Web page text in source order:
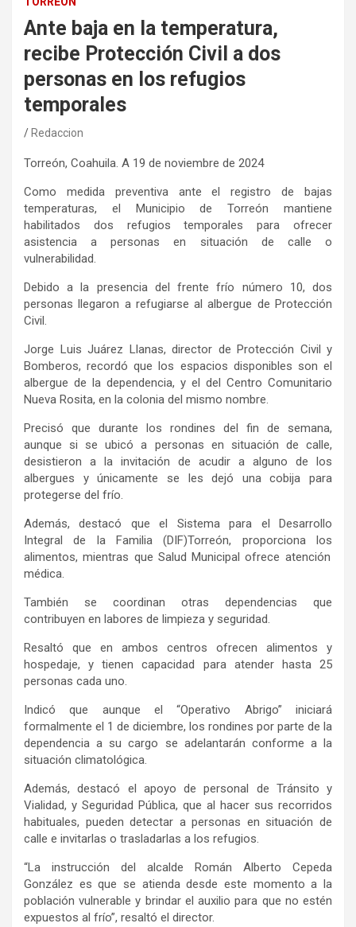
Ante baja en la temperatura,
recibe Protección Civil a dos
personas en los refugios
temporales
Redaccion
Torreón, Coahuila. A 19 de noviembre de 2024
Como medida preventiva anteel registro de bajas
temperaturas, el Municipio de Torreón mantiene
habilitados dos refugiostemporales para ofrecer
asistencia a personas en situación de calle o
vulnerabilidad.
Debido a la presencia del frente frío número 10, dos
personas llegaron a refugiarse al albergue de Protección
Civil.
Jorge Luis Juárez Llanas, director de Protección Civil y
Bomberos, recordó que los espacios disponibles son el
albergue de
la dependencia, y el del Centro Comunitario
Nueva Rosita, en la colonia del mismo nombre.
Precisó que durante los rondines del fin de semana,
aunque si se ubicó a personas en situación de calle,
desistieron a la invitación de acudir a alguno de los
albergues y únicamente se les dejó una cobija para
protegerse del frío.
Además,destacó que el Sistemapara el Desarrollo
Integral de la Familia (DIF)Torreón, proporcionalos
alimentos, mientras que Salud Municipal ofrece atención
médica.
También se coordinan otras dependencias que
contribuyen en labores de limpieza y seguridad.
Resaltó que en ambos centros ofrecen alimentos y
hospedaje, y tienen capacidad para atender hasta 25
personas cada uno.
Indicó que aunque el “Operativo Abrigo” iniciará
formalmente el 1 de diciembre, los rondines por parte de la
dependencia a su cargo se adelantarán conforme a la
situación climatológica.
Además, destacó el apoyo de personal de Tránsito y
Vialidad, y Seguridad Pública, que al hacer sus recorridos
habituales, pueden detectar a personas en situación de
calle e invitarlas o trasladaras a los refugios.
“La instrucción del alcalde Román Alberto Cepeda
González es que se atienda desde este momento a la
población vulnerable y brindar el auxilio para que no estén
expuestos al frío”, resaltó el director.